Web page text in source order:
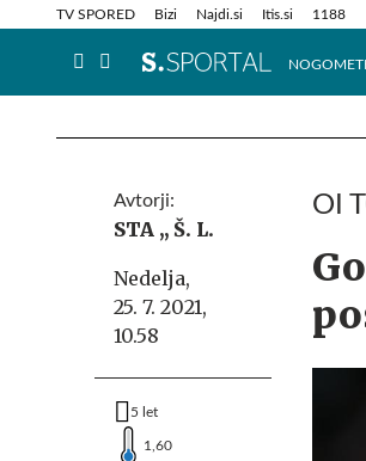
TV SPORED Bizi Najdi.si Itis.si 1188
NOGOMET
Info in obvestila
Avtorji:
STA ,, Š. L.
Nedelja,
25. 7. 2021,
10.58
5 let
1,60
OI